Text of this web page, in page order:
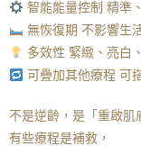
智能能量控制 精準
無恢復期 不影響生
多效性 緊緻、亮白
可疊加其他療程 可
不是逆齡，是「重啟肌
有些療程是補救，